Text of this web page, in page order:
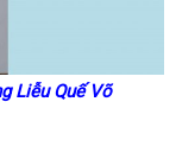
Liễu Quế Võ